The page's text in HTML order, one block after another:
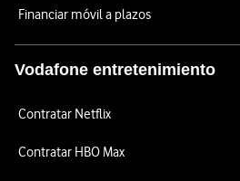
Financiar móvil a plazos
Vodafone entretenimiento
Contratar Netflix
Contratar HBO Max